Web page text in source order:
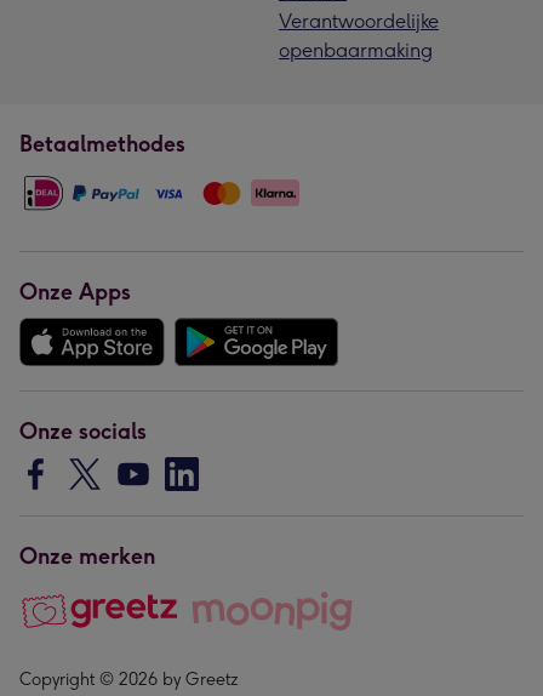
Verantwoordelijke
openbaarmaking
Betaalmethodes
Onze Apps
Onze socials
Onze merken
Copyright © 2026 by Greetz